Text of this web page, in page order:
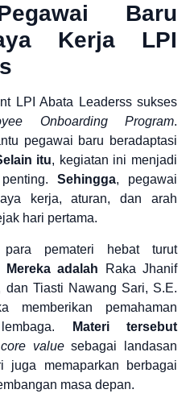
Baru
Kerja LPI
LPI Abata Leaderss sukses
Onboarding Program.
pegawai baru beradaptasi
itu, kegiatan ini menjadi
penting.Sehingga, pegawai
kerja, aturan, dan arah
hari pertama.
pemateri hebat turut
Mereka adalah Raka Jhanif
dan Tiasti Nawang Sari, S.E.
memberikan pemahaman
Materi tersebut
core valuesebagai landasan
juga memaparkan berbagai
masa depan.